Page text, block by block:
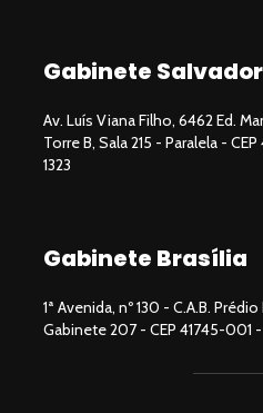
Gabinete Salvador
Av. Luís Viana Filho, 6462 Ed.
Torre B, Sala 215 - Paralela -
1323
Gabinete Brasília
1ª Avenida, nº 130 - C.A.B.
Gabinete 207 - CEP 41745-001 -